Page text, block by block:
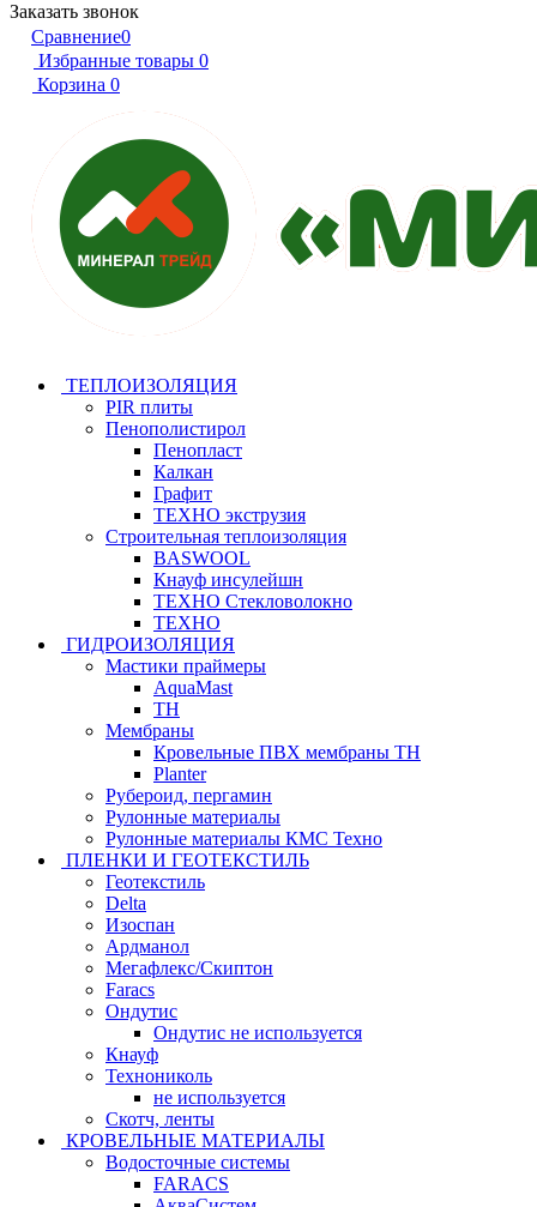
Заказать звонок
Сравнение0
Избранные товары 0
Корзина 0
ТЕПЛОИЗОЛЯЦИЯ
PIR плиты
Пенополистирол
Пенопласт
Калкан
Графит
ТЕХНО экструзия
Строительная теплоизоляция
BASWOOL
Кнауф инсулейшн
ТЕХНО Стекловолокно
ТЕХНО
ГИДРОИЗОЛЯЦИЯ
Мастики праймеры
AquaMast
ТН
Мембраны
Кровельные ПВХ мембраны ТН
Planter
Рубероид, пергамин
Рулонные материалы
Рулонные материалы КМС Техно
ПЛЕНКИ И ГЕОТЕКСТИЛЬ
Геотекстиль
Delta
Изоспан
Ардманол
Мегафлекс/Скиптон
Faracs
Ондутис
Ондутис не используется
Кнауф
Технониколь
не используется
Скотч, ленты
КРОВЕЛЬНЫЕ МАТЕРИАЛЫ
Водосточные системы
FARACS